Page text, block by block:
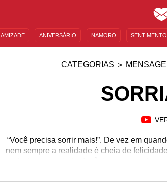
AMIZADE ANIVERSÁRIO NAMORO
CATEGORIAS
“Você precisa sorrir mais!”. De vez em
nem sempre a realidade é cheia de
pretexto para sair do desânimo e encontrar
motivação que você procura ou ajude